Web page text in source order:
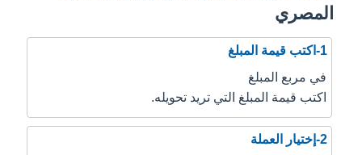
المصري
1-اكتب قيمة المبلغ
في مربع المبلغ
اكتب قيمة المبلغ التي تريد تحويله.
2-إختيار العملة